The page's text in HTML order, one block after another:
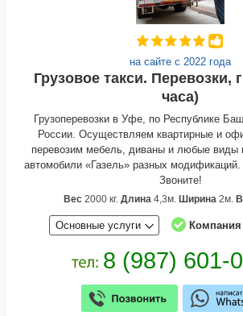
на сайте с 2022 года
Грузовое такси. Перевозки,
часа)
Грузоперевозки в Уфе, по Республике
России. Осуществляем квартирные и
перевозим мебель, диваны и любые виды
автомобили «Газель» разных
Звоните!
Вес2000 кг. Длина4,3м. Ширина2м.
Основные услуги Компания